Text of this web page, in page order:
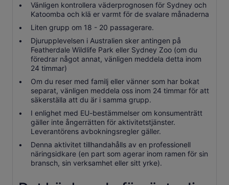
Vänligen kontrollera väderprognosen för Sydney och
Katoomba och klä er varmt för de svalare månaderna
Liten grupp om 18 - 20 passagerare.
Djurupplevelsen i Australien sker antingen på
Featherdale Wildlife Park eller Sydney Zoo (om du
föredrar något annat, vänligen meddela detta inom
24 timmar)
Om du reser med familj eller vänner som har bokat
separat, vänligen meddela oss inom 24 timmar för att
säkerställa att du är i samma grupp.
I enlighet med EU-bestämmelser om konsumenträtt
gäller inte ångerrätten för aktivitetstjänster.
Leverantörens avbokningsregler gäller.
Denna aktivitet tillhandahålls av en professionell
näringsidkare (en part som agerar inom ramen för sin
bransch, sin verksamhet eller sitt yrke).